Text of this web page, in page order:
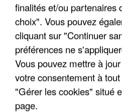
finalités et/ou partenaires
choix". Vous pouvez
cliquant sur "Continuer
préférences ne
Vous pouvez mettre à
votre consentement à
"Gérer les cookies" situé
page.